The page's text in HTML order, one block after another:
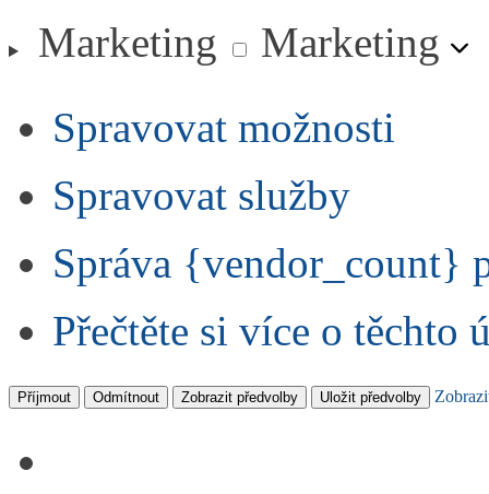
Marketing
Marketing
Spravovat možnosti
Spravovat služby
Správa {vendor_count}
Přečtěte si více o těchto
Příjmout Odmítnout Zobrazit předvolby Uložit předvolby